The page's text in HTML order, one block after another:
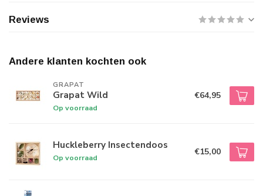
Reviews
Andere klanten kochten ook
GRAPAT
Grapat Wild
Op voorraad
€64,95
Huckleberry Insectendoos
Op voorraad
€15,00